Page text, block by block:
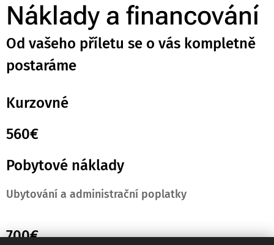
Náklady a financování
Od vašeho příletu se o vás kompletně
postaráme
Kurzovné
560€
Pobytové náklady
Ubytování a administrační poplatky
700€